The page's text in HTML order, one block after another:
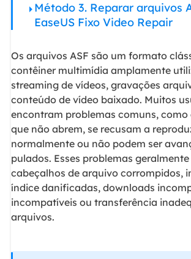
Método 3. Reparar arquivos
EaseUS Fixo Video Repair
Os arquivos ASF são um formato
contêiner multimídia amplamente
streaming de vídeos, gravações
conteúdo de vídeo baixado. Muitos
encontram problemas comuns, como
que não abrem, se recusam a
normalmente ou não podem ser
pulados. Esses problemas
cabeçalhos de arquivo corrompidos,
índice danificadas, downloads
incompatíveis ou transferência
arquivos.